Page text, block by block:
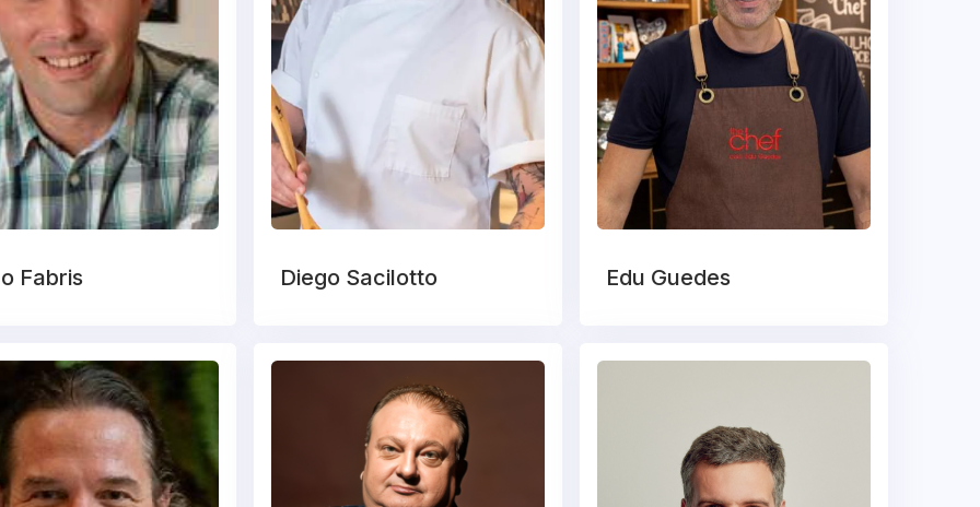
Fabris Diego Sacilotto Edu Guedes